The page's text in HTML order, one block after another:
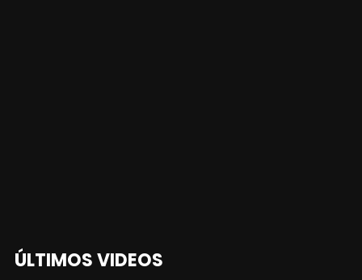
ÚLTIMOS VIDEOS